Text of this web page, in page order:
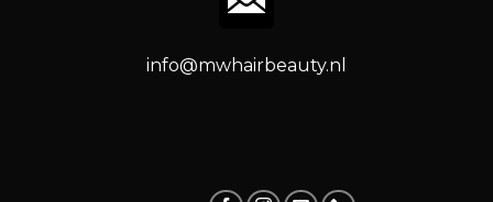
info@mwhairbeauty.nl